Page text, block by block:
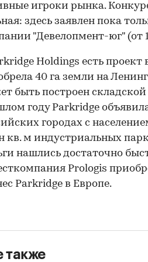
игроки рынка.
здесь заявлен пока
"Девелопмент-юг" (от
Holdings есть
40 га земли на
быть построен
году Parkridge
городах с
кв. м индустриальных
нашлись достаточно
Prologis
Parkridge в Европе.
также